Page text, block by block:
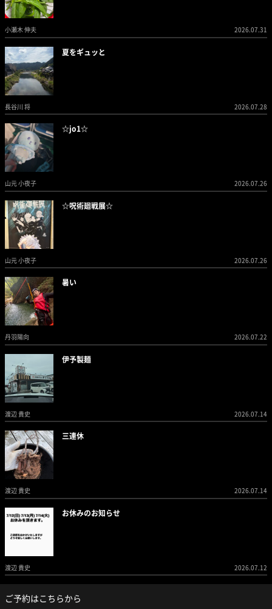
小瀬木 伸夫 2026.07.31
夏をギュッと
長谷川 将 2026.07.28
☆jo1☆
山元 小夜子 2026.07.26
☆呪術廻戦展☆
山元 小夜子 2026.07.26
暑い
丹羽陽向 2026.07.22
伊予製麺
渡辺 貴史 2026.07.14
三連休
渡辺 貴史 2026.07.14
お休みのお知らせ
渡辺 貴史 2026.07.12
ご予約はこちらから